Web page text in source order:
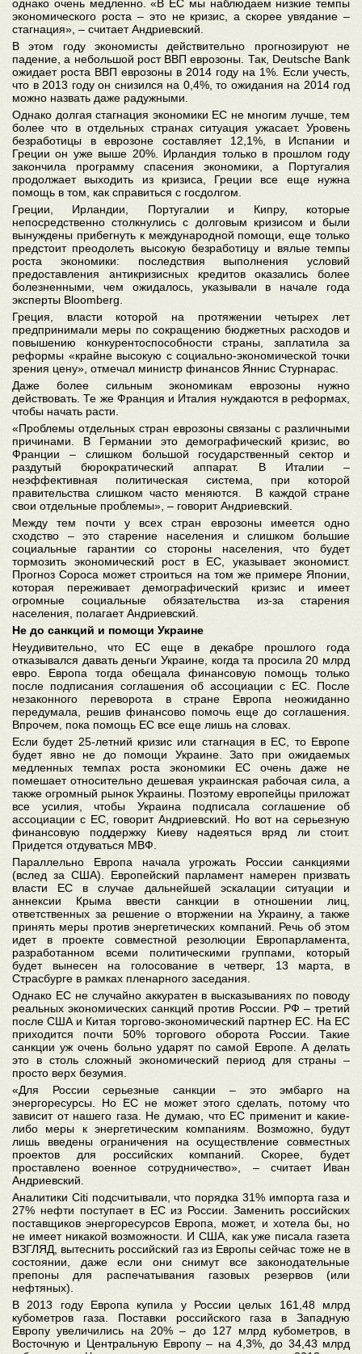
однако очень медленно. «В ЕС мы наблюдаем низкие темпы
экономического роста – это не кризис, а скорее увядание –
стагнация», – считает Андриевский.
В этом году экономисты действительно прогнозируют не
падение, а небольшой рост ВВП еврозоны. Так, Deutsche Bank
ожидает роста ВВП еврозоны в 2014 году на 1%. Если учесть,
что в 2013 году он снизился на 0,4%, то ожидания на 2014 год
можно назвать даже радужными.
Однако долгая стагнация экономики ЕС не многим лучше, тем
более что в отдельных странах ситуация ужасает. Уровень
безработицы в еврозоне составляет 12,1%, в Испании и
Греции он уже выше 20%. Ирландия только в прошлом году
закончила программу спасения экономики, а Португалия
продолжает выходить из кризиса, Греции все еще нужна
помощь в том, как справиться с госдолгом.
Греции, Ирландии, Португалии и Кипру, которые
непосредственно столкнулись с долговым кризисом и были
вынуждены прибегнуть к международной помощи, еще только
предстоит преодолеть высокую безработицу и вялые темпы
роста экономики: последствия выполнения условий
предоставления антикризисных кредитов оказались более
болезненными, чем ожидалось, указывали в начале года
эксперты Bloomberg.
Греция, власти которой на протяжении четырех лет
предпринимали меры по сокращению бюджетных расходов и
повышению конкурентоспособности страны, заплатила за
реформы «крайне высокую с социально-экономической точки
зрения цену», отмечал министр финансов Яннис Стурнарас.
Даже более сильным экономикам еврозоны нужно
действовать. Те же Франция и Италия нуждаются в реформах,
чтобы начать расти.
«Проблемы отдельных стран еврозоны связаны с различными
причинами. В Германии это демографический кризис, во
Франции – слишком большой государственный сектор и
раздутый бюрократический аппарат. В Италии –
неэффективная политическая система, при которой
правительства слишком часто меняются. В каждой стране
свои отдельные проблемы», – говорит Андриевский.
Между тем почти у всех стран еврозоны имеется одно
сходство – это старение населения и слишком большие
социальные гарантии со стороны населения, что будет
тормозить экономический рост в ЕС, указывает экономист.
Прогноз Сороса может строиться на том же примере Японии,
которая переживает демографический кризис и имеет
огромные социальные обязательства из-за старения
населения, полагает Андриевский.
Не до санкций и помощи Украине
Неудивительно, что ЕС еще в декабре прошлого года
отказывался давать деньги Украине, когда та просила 20 млрд
евро. Европа тогда обещала финансовую помощь только
после подписания соглашения об ассоциации с ЕС. После
незаконного переворота в стране Европа неожиданно
передумала, решив финансово помочь еще до соглашения.
Впрочем, пока помощь ЕС все еще лишь на словах.
Если будет 25-летний кризис или стагнация в ЕС, то Европе
будет явно не до помощи Украине. Зато при ожидаемых
медленных темпах роста экономики ЕС очень даже не
помешает относительно дешевая украинская рабочая сила, а
также огромный рынок Украины. Поэтому европейцы приложат
все усилия, чтобы Украина подписала соглашение об
ассоциации с ЕС, говорит Андриевский. Но вот на серьезную
финансовую поддержку Киеву надеяться вряд ли стоит.
Придется отдуваться МВФ.
Параллельно Европа начала угрожать России санкциями
(вслед за США). Европейский парламент намерен призвать
власти ЕС в случае дальнейшей эскалации ситуации и
аннексии Крыма ввести санкции в отношении лиц,
ответственных за решение о вторжении на Украину, а также
принять меры против энергетических компаний. Речь об этом
идет в проекте совместной резолюции Европарламента,
разработанном всеми политическими группами, который
будет вынесен на голосование в четверг, 13 марта, в
Страсбурге в рамках пленарного заседания.
Однако ЕС не случайно аккуратен в высказываниях по поводу
реальных экономических санкций против России. РФ – третий
после США и Китая торгово-экономический партнер ЕС. На ЕС
приходится почти 50% торгового оборота России. Такие
санкции уж очень больно ударят по самой Европе. А делать
это в столь сложный экономический период для страны –
просто верх безумия.
«Для России серьезные санкции – это эмбарго на
энергоресурсы. Но ЕС не может этого сделать, потому что
зависит от нашего газа. Не думаю, что ЕС применит и какие-
либо меры к энергетическим компаниям. Возможно, будут
лишь введены ограничения на осуществление совместных
проектов для российских компаний. Скорее, будет
проставлено военное сотрудничество», – считает Иван
Андриевский.
Аналитики Citi подсчитывали, что порядка 31% импорта газа и
27% нефти поступает в ЕС из России. Заменить российских
поставщиков энергоресурсов Европа, может, и хотела бы, но
не имеет никакой возможности. И США, как уже писала газета
ВЗГЛЯД, вытеснить российский газ из Европы сейчас тоже не в
состоянии, даже если они снимут все законодательные
препоны для распечатывания газовых резервов (или
нефтяных).
В 2013 году Европа купила у России целых 161,48 млрд
кубометров газа. Поставки российского газа в Западную
Европу увеличились на 20% – до 127 млрд кубометров, в
Восточную и Центральную Европу – на 4,3%, до 34,43 млрд